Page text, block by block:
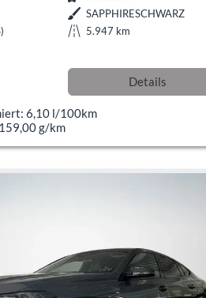
SAPPHIRESCHWARZ
5.947 km
Details
6,10 l/100km
159,00 g/km